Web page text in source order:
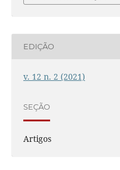
EDIÇÃO
v. 12 n. 2 (2021)
SEÇÃO
Artigos